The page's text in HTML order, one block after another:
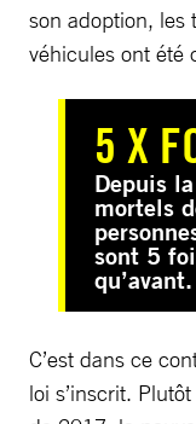
son adoption, les
véhicules ont été
5 X
Depuis
mortels
sont 5
qu’avant.
C’est dans ce
loi s’inscrit.